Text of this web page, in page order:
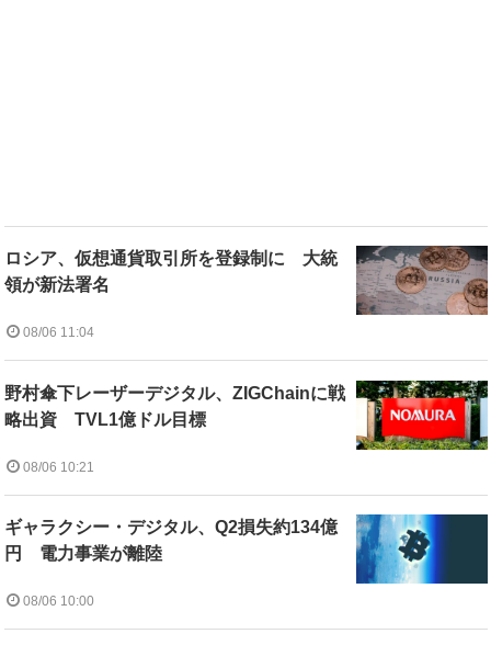
ロシア、仮想通貨取引所を登録制に 大統
領が新法署名
08/06 11:04
野村傘下レーザーデジタル、ZIGChainに戦
略出資 TVL1億ドル目標
08/06 10:21
ギャラクシー・デジタル、Q2損失約134億
円 電力事業が離陸
08/06 10:00